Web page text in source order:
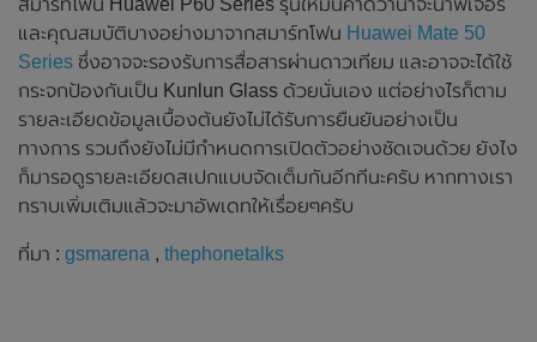
และคุณสมบัติบางอย่างมาจากสมาร์ทโฟน Huawei Mate 50
Series ซึ่งอาจจะรองรับการสื่อสารผ่านดาวเทียม และอาจจะได้ใช้
กระจกป้องกันเป็น Kunlun Glass ด้วยนั่นเอง แต่อย่างไรก็ตาม
รายละเอียดข้อมูลเบื้องต้นยังไม่ได้รับการยืนยันอย่างเป็น
ทางการ รวมถึงยังไม่มีกำหนดการเปิดตัวอย่างชัดเจนด้วย ยังไง
ก็มารอดูรายละเอียดสเปกแบบจัดเต็มกันอีกทีนะครับ หากทางเรา
ทราบเพิ่มเติมแล้วจะมาอัพเดทให้เรื่อยๆครับ
ที่มา : gsmarena , thephonetalks